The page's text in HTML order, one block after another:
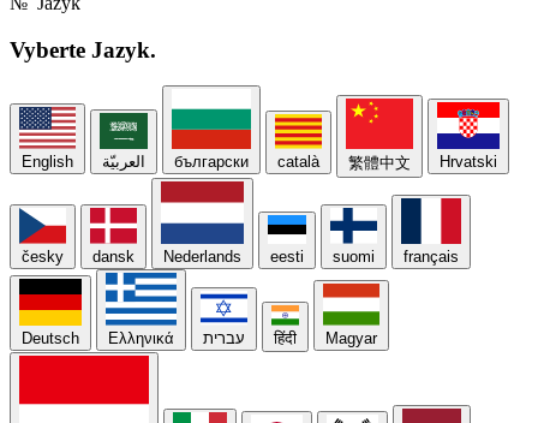
Vyberte Jazyk.
English العربيّة български català 繁體中文 Hrvatski
česky dansk Nederlands eesti suomi français
Deutsch Ελληνικά עברית हिंदी Magyar